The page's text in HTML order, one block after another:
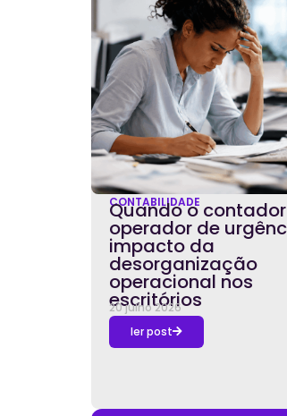
CONTABILIDADE
Quando o
operador de
impacto da
desorganização
operacional nos
escritórios
20 julho 2026
ler post